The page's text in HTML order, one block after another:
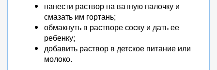
нанести раствор на ватную палочку и
смазать им гортань;
обмакнуть в растворе соску и дать ее
ребенку;
добавить раствор в детское питание или
молоко.